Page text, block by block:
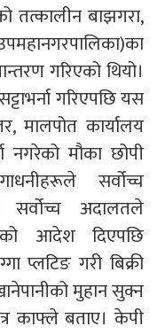
तत्कालीन बाझगरा,
गरिएको थियो।
गरिएपछि यस
मालपोत कार्यालय
नगरेको मौका छोपी
सर्वोच्च
सर्वोच्च अदालतले
आदेश दिएपछि
प्लटिङ गरी बिक्री
मुहान सुक्न
काफ्ले बताए। केपी